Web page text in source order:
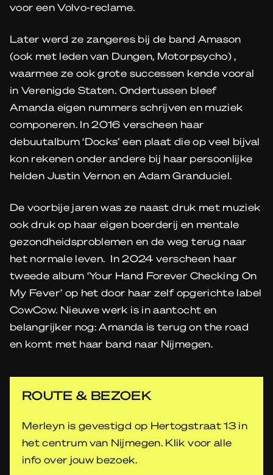
voor een Volvo-reclame.
Later werd ze zangeres bij de band Amason
(ook met leden van Dungen, Motorpsycho) ,
waarmee ze ook grote successen kende vooral
in Verenigde Staten. Ondertussen bleef
Amanda eigen nummers schrijven en muziek
componeren. In 2016 verscheen haar
debuutalbum ‘Docks’ een plaat die op veel bijval
kon rekenen onder andere bij haar persoonlijke
helden Justin Vernon en Adam Granduciel.
De voorbije jaren was ze naast druk met muziek
ook druk op haar eigen boerderij en mentale
gezondheidsproblemen en de weg terug naar
het normale leven. In 2024 verscheen haar
tweede album ‘Your Hand Forever Checking On
My Fever’ op het door haar zelf opgerichte label
CowCow. Nieuwe werk is in aantocht en
belangrijker nog: Amanda is terug on the road
en komt met haar band naar Nijmegen.
ROUTE & BEZOEK
Merleyn is gevestigd op Hertogstraat 13 in
het centrum van Nijmegen. Klik voor alle
info over jouw bezoek.